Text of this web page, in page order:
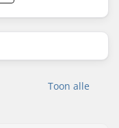
Toon alle